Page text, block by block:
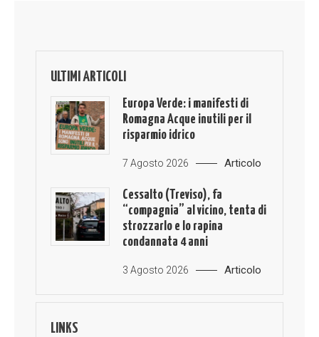
ULTIMI ARTICOLI
Europa Verde: i manifesti di
Romagna Acque inutili per il
risparmio idrico
7 Agosto 2026 Articolo
Cessalto (Treviso), fa
“compagnia” al vicino, tenta di
strozzarlo e lo rapina
condannata 4 anni
3 Agosto 2026 Articolo
LINKS